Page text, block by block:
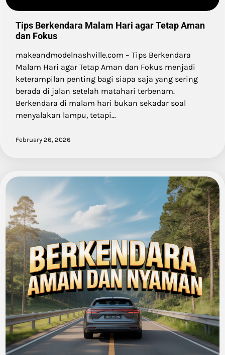
Tips Berkendara Malam Hari agar Tetap Aman
dan Fokus
makeandmodelnashville.com – Tips Berkendara
Malam Hari agar Tetap Aman dan Fokus menjadi
keterampilan penting bagi siapa saja yang sering
berada di jalan setelah matahari terbenam.
Berkendara di malam hari bukan sekadar soal
menyalakan lampu, tetapi…
February 26, 2026